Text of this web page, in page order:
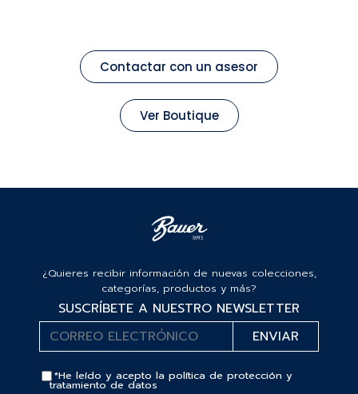
Contactar con un asesor
Ver Boutique
¿Quieres recibir información de nuevas colecciones,
categorías, productos y más?
SUSCRÍBETE A NUESTRO NEWSLETTER
*He leído y acepto la política de protección y
tratamiento de datos